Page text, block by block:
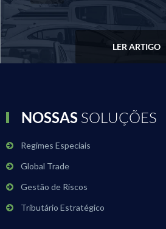
LER ARTIGO
NOSSAS SOLUÇÕES
Regimes Especiais
Global Trade
Gestão de Riscos
Tributário Estratégico